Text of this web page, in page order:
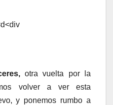
otra vuelta por la
volver a ver esta
y ponemos rumbo a